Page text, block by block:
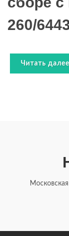
260/
Читать далее